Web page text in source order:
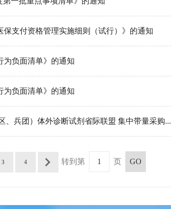
支付资格管理实施细则（试行）》的通知
为负面清单》的通知
为负面清单》的通知
、兵团）体外诊断试剂省际联盟 集中带量采购...
3 4 转到第 页